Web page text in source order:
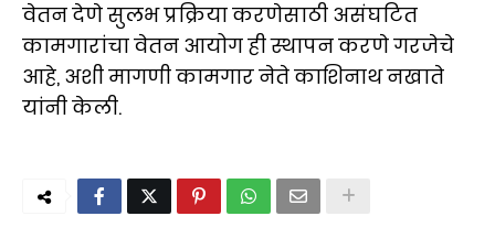
वेतन देणे सुलभ प्रक्रिया करणेसाठी असंघटित
कामगारांचा वेतन आयोग ही स्थापन करणे गरजेचे
आहे, अशी मागणी कामगार नेते काशिनाथ नखाते
यांनी केली.